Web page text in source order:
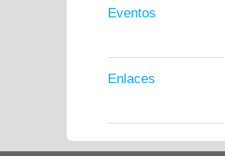
Eventos
Enlaces